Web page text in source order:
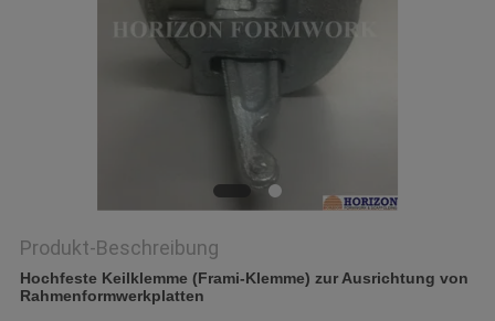
Produkt-Beschreibung
Hochfeste Keilklemme (Frami-Klemme) zur Ausrichtung von
Rahmenformwerkplatten